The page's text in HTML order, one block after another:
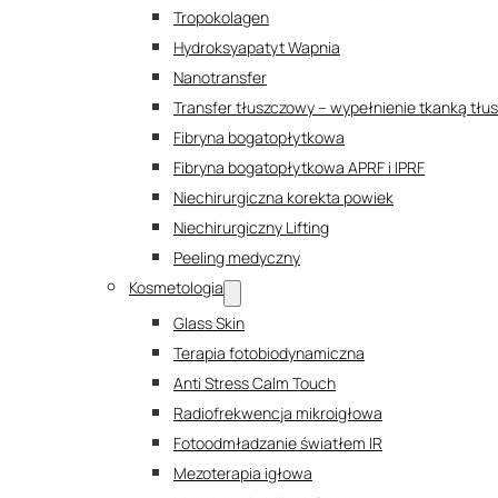
Tropokolagen
Hydroksyapatyt Wapnia
Nanotransfer
Transfer tłuszczowy – wypełnienie tkanką
Fibryna bogatopłytkowa
Fibryna bogatopłytkowa APRF i IPRF
Niechirurgiczna korekta powiek
Niechirurgiczny Lifting
Peeling medyczny
Kosmetologia
Glass Skin
Terapia fotobiodynamiczna
Anti Stress Calm Touch
Radiofrekwencja mikroigłowa
Fotoodmładzanie światłem IR
Mezoterapia igłowa